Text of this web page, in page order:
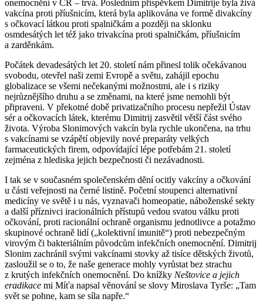
onemocnění v ČR – trvá. Posledním příspěvkem Dimitrije byla živá
vakcína proti příušnicím, která byla aplikována ve formě divakcíny
s očkovací látkou proti spalničkám a později na sklonku
osmdesátých let též jako trivakcína proti spalničkám, příušnicím
a zarděnkám.
Počátek devadesátých let 20. století nám přinesl tolik očekávanou
svobodu, otevřel naši zemi Evropě a světu, zahájil epochu
globalizace se všemi nečekanými možnostmi, ale i s riziky
nejrůznějšího druhu a se změnami, na které jsme nemohli být
připraveni. V překotné době privatizačního procesu nepřežil Ústav
sér a očkovacích látek, kterému Dimitrij zasvětil větší část svého
života. Výroba Slonimových vakcín byla rychle ukončena, na trhu
s vakcínami se vzápětí objevily nové preparáty velkých
farmaceutických firem, odpovídající lépe potřebám 21. století
zejména z hlediska jejich bezpečnosti či nezávadnosti.
I tak se v současném společenském dění ocitly vakcíny a očkování
u části veřejnosti na černé listině. Početní stoupenci alternativní
medicíny ve světě i u nás, vyznavači homeopatie, náboženské sekty
a další příznivci iracionálních přístupů vedou svatou válku proti
očkování, proti racionální ochraně organismu jednotlivce a potažmo
skupinové ochraně lidí („kolektivní imunitě“) proti nebezpečným
virovým či bakteriálním původcům infekčních onemocnění. Dimitrij
Slonim zachránil svými vakcínami stovky až tisíce dětských životů,
zasloužil se o to, že naše generace mohly vyrůstat bez strachu
z krutých infekčních onemocnění. Do knížky Neštovice a jejich
eradikace mi Míťa napsal věnování se slovy Miroslava Tyrše: „Tam
svět se pohne, kam se síla napře.“